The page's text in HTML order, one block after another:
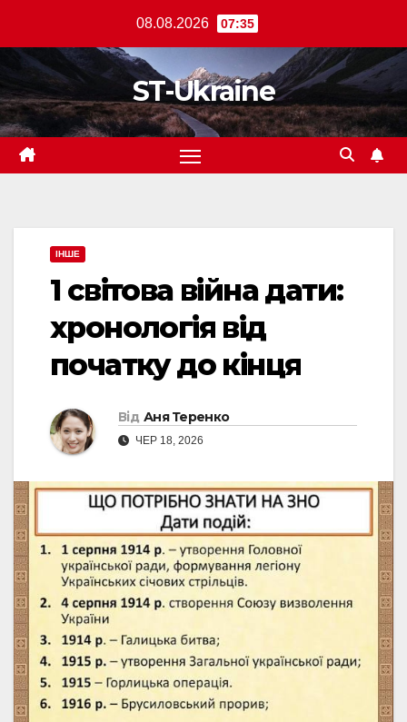
вмісту
08.08.2026 07:35
ST-Ukraine
ІНШЕ
1 світова війна дати:
хронологія від
початку до кінця
Від Аня Теренко
ЧЕР 18, 2026